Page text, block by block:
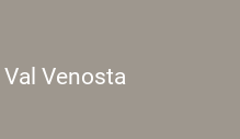
Venosta